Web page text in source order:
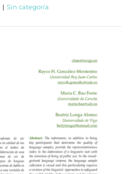
| Sin categoría